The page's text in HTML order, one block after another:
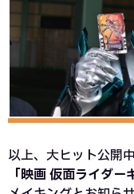
以上、大ヒット公開
「映画 仮面ライダー